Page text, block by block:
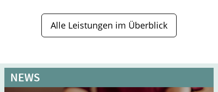
Alle Leistungen im Überblick
NEWS